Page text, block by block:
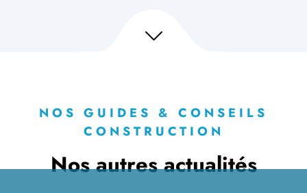
NOS GUIDES & CONSEILS
CONSTRUCTION
Nos autres actualités